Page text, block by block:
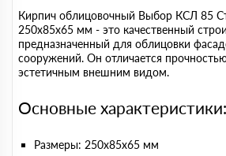
Кирпич облицовочный Выбор КСЛ 85
250х85х65 мм - это качественный
предназначенный для облицовки
сооружений. Он отличается
эстетичным внешним видом.
Основные характеристики:
Размеры: 250х85х65 мм